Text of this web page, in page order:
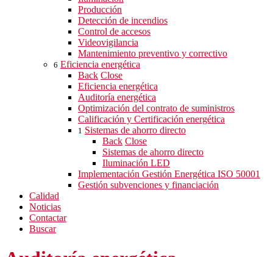
Producción
Detección de incendios
Control de accesos
Videovigilancia
Mantenimiento preventivo y correctivo
6 Eficiencia energética
Back Close
Eficiencia energética
Auditoría energética
Optimización del contrato de suministros
Calificación y Certificación energética
1 Sistemas de ahorro directo
Back Close
Sistemas de ahorro directo
Iluminación LED
Implementación Gestión Energética ISO 50001
Gestión subvenciones y financiación
Calidad
Noticias
Contactar
Buscar